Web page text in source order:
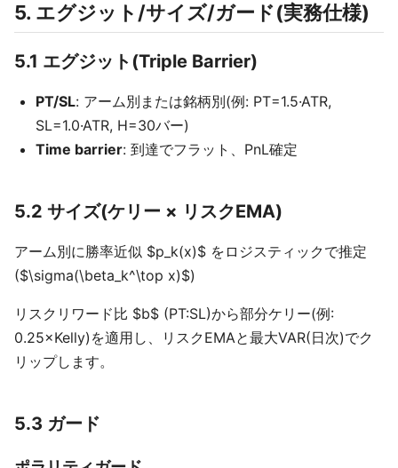
5. エグジット/サイズ/ガード(実務仕様)
5.1 エグジット(Triple Barrier)
PT/SL: アーム別または銘柄別(例: PT=1.5·ATR,
SL=1.0·ATR, H=30バー)
Time barrier: 到達でフラット、PnL確定
5.2 サイズ(ケリー × リスクEMA)
アーム別に勝率近似 $p_k(x)$ をロジスティックで推定
($\sigma(\beta_k^\top x)$)
リスクリワード比 $b$ (PT:SL)から部分ケリー(例:
0.25×Kelly)を適用し、リスクEMAと最大VAR(日次)でク
リップします。
5.3 ガード